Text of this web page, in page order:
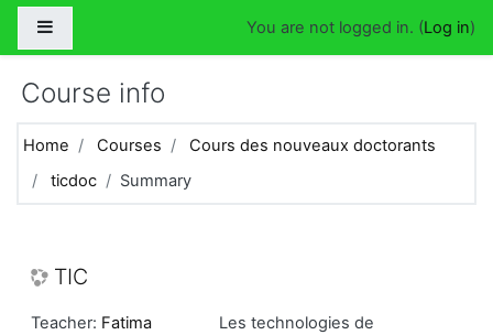
Skip to main content
You are not logged in. (Log in)
Course info
Home Courses
Cours des nouveaux doctorants
ticdoc
Summary
TIC
Les technologies de
Teacher: Fatima